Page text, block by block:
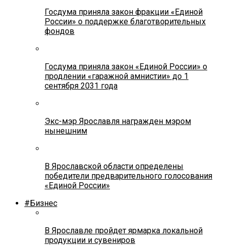
Госдума приняла закон фракции «Единой
России» о поддержке благотворительных
фондов
Госдума приняла закон «Единой России» о
продлении «гаражной амнистии» до 1
сентября 2031 года
Экс-мэр Ярославля награжден мэром
нынешним
В Ярославской области определены
победители предварительного голосования
«Единой России»
#Бизнес
В Ярославле пройдет ярмарка локальной
продукции и сувениров